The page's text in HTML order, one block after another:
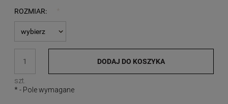
ROZMIAR:
szt.
DODAJ DO KOSZYKA
* - Pole wymagane